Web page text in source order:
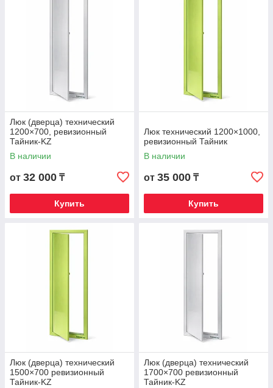
Люк (дверца) технический
1200×700, ревизионный
Тайник-KZ
В наличии
от 32 000 ₸
Купить
Люк технический 1200×1000,
ревизионный Тайник
В наличии
от 35 000 ₸
Купить
Люк (дверца) технический
1500×700 ревизионный
Тайник-KZ
Люк (дверца) технический
1700×700 ревизионный
Тайник-KZ